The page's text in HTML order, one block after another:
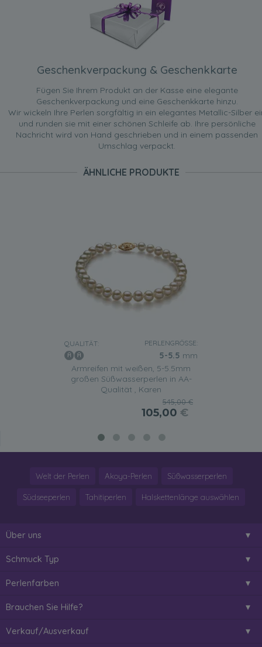
Geschenkverpackung & Geschenkkarte
Fügen Sie Ihrem Produkt an der Kasse eine elegante
Geschenkverpackung und eine Geschenkkarte hinzu.
Wir wickeln Ihre Perlen sorgfältig in ein elegantes Metallic-Silber
und runden sie mit einer schönen Schleife ab. Ihre persönliche
Nachricht wird von Hand geschrieben und in einem passenden
Umschlag verpackt.
ÄHNLICHE PRODUKTE
QUALITÄT: PERLENGRÖSSE:
5-5.5 mm
Armreifen mit weißen, 5-5.5mm
großen Süßwasserperlen in AA-
Qualität , Karen
545,00 €
105,00 €
Welt der Perlen Akoya-Perlen Süßwasserperlen
Südseeperlen Tahitiperlen Halskettenlänge auswählen
Über uns
Schmuck Typ
Perlenfarben
Brauchen Sie Hilfe?
Verkauf/Ausverkauf